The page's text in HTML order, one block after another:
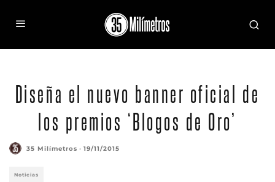
Diseña el nuevo banner oficial de
los premios ‘Blogos de Oro’
35 Milímetros · 19/11/2015
Noticias